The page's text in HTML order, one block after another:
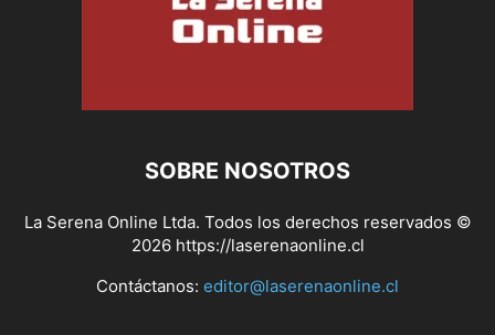
SOBRE NOSOTROS
La Serena Online Ltda. Todos los derechos reservados ©
2026 https://laserenaonline.cl
Contáctanos: editor@laserenaonline.cl